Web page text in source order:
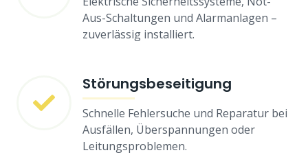
Aus-Schaltungen und Alarmanlagen –
zuverlässig installiert.
Störungsbeseitigung
Schnelle Fehlersuche und Reparatur bei
Ausfällen, Überspannungen oder
Leitungsproblemen.